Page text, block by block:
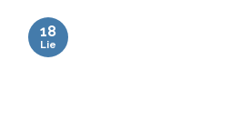
18
Lie